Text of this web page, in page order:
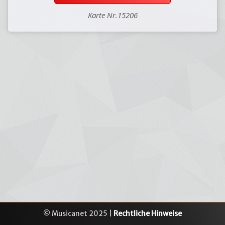
Karte Nr.15206
© Musicanet 2025 | Rechtliche Hinweise